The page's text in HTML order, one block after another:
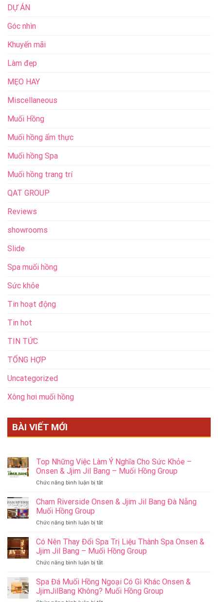
DỰ ÁN
Góc nhìn
Khuyến mãi
Làm đẹp
MẸO HAY
Miscellaneous
Muối Hồng
Muối hồng ẩm thực
Muối hồng Spa
Muối hồng trang trí
QAT GROUP
Reviews
showrooms
Slide
Spa muối hồng
Sức khỏe
Tin hoạt động
Tin hot
TIN TỨC
TỔNG HỢP
Uncategorized
Xông hơi muối hồng
BÀI VIẾT MỚI
Top Những Việc Làm Ý Nghĩa Cho Sức Khỏe –
Onsen & Jjim Jil Bang – Muối Hồng Group
Chức năng bình luận bị tắtở
Những
Ý
Cho
Sức
–
&
Jjim
Cham Riverside Onsen & Jjim Jil Bang Đà Nẵng
Muối Hồng Group
Chức năng bình luận bị tắtở
Riverside
Onsen
&
Jjim
Bang
Đà
Có Nên Thay Đổi Spa Trị Liệu Thành Spa Onsen &
Jjim Jil Bang – Muối Hồng Group
Chức năng bình luận bị tắtở
Nên
Thay
Đổi
Spa Đá Muối Hồng Ngoại Có Gì Khác Onsen &
JjimJilBang Không? Muối Hồng Group